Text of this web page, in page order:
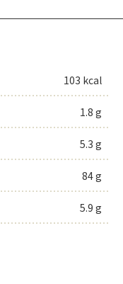
103 kcal
1.8 g
5.3 g
84 g
5.9 g